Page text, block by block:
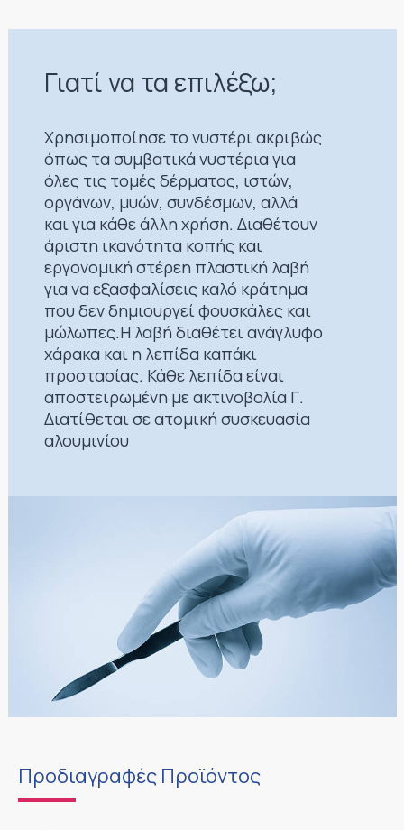
Γιατί να τα επιλέξω;
Χρησιμοποίησε το νυστέρι ακριβώς
όπως τα συμβατικά νυστέρια για
όλες τις τομές δέρματος, ιστών,
οργάνων, μυών, συνδέσμων, αλλά
και για κάθε άλλη χρήση. Διαθέτουν
άριστη ικανότητα κοπής και
εργονομική στέρεη πλαστική λαβή
για να εξασφαλίσεις καλό κράτημα
που δεν δημιουργεί φουσκάλες και
μώλωπες.Η λαβή διαθέτει ανάγλυφο
χάρακα και η λεπίδα καπάκι
προστασίας. Κάθε λεπίδα είναι
αποστειρωμένη με ακτινοβολία Γ.
Διατίθεται σε ατομική συσκευασία
αλουμινίου
Προδιαγραφές Προϊόντος